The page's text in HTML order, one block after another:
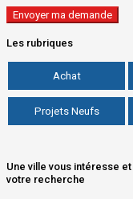
Les rubriques
Achat
Projets Neufs
Une ville vous intéresse
votre recherche